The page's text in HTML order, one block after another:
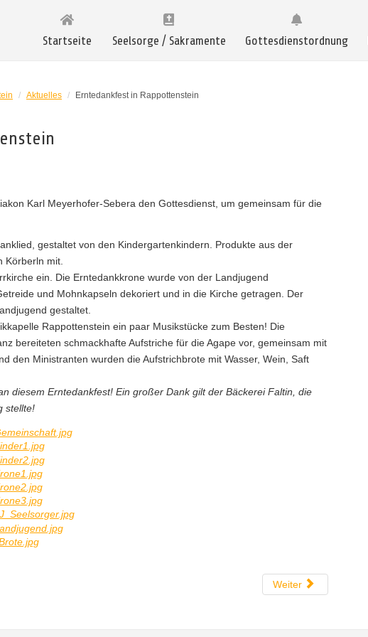
Startseite Seelsorge / Sakramente Gottesdienstordnung
/ Aktuelles / Erntedankfest in Rappottenstein
Karl Meyerhofer-Sebera den Gottesdienst, um gemeinsam für die
gestaltet von den Kindergartenkindern. Produkte aus der
Körberln mit.
ein. Die Erntedankkrone wurde von der Landjugend
und Mohnkapseln dekoriert und in die Kirche getragen. Der
gestaltet.
Rappottenstein ein paar Musikstücke zum Besten! Die
bereiteten schmackhafte Aufstriche für die Agape vor, gemeinsam mit
den Ministranten wurden die Aufstrichbrote mit Wasser, Wein, Saft
diesem Erntedankfest! Ein großer Dank gilt der Bäckerei Faltin, die
stellte!
Weiter